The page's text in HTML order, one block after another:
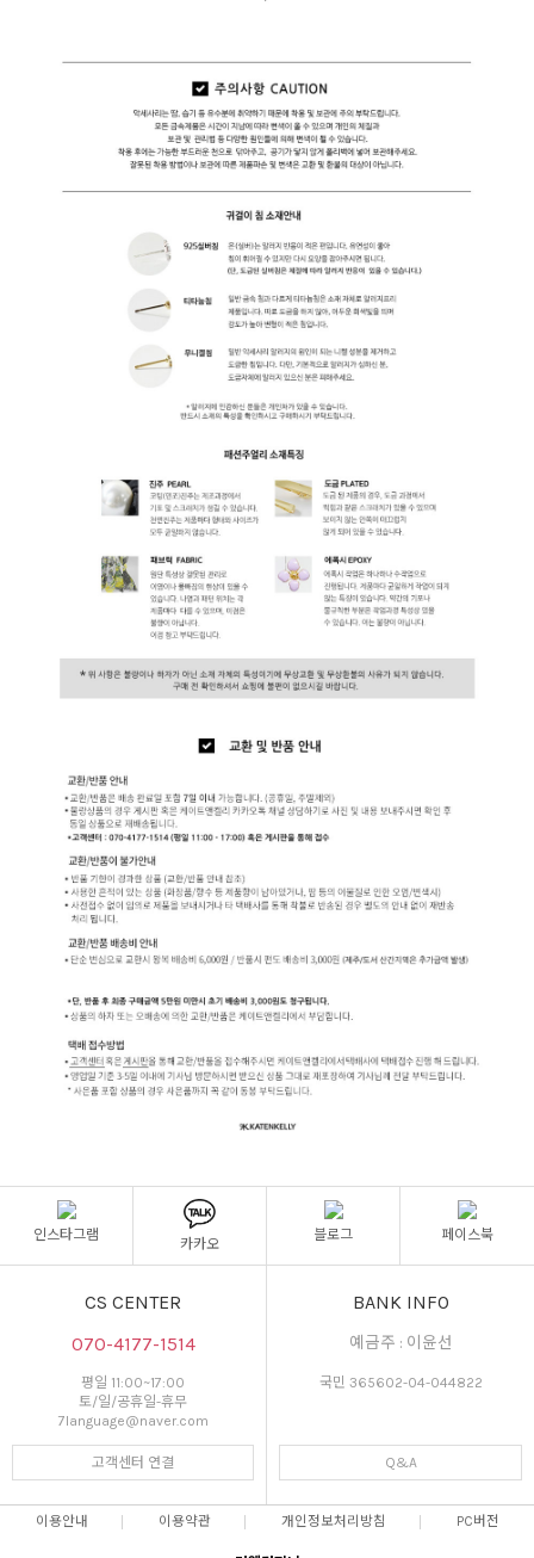
인스타그램
카카오
블로그 페이스북
CS CENTER
070-4177-1514
평일 11:00~17:00
토/일/공휴일-휴무
7language@naver.com
고객센터 연결
BANK INFO
예금주 : 이윤선
국민 365602-04-044822
Q&A
이용안내 이용약관 개인정보처리방침 PC버전